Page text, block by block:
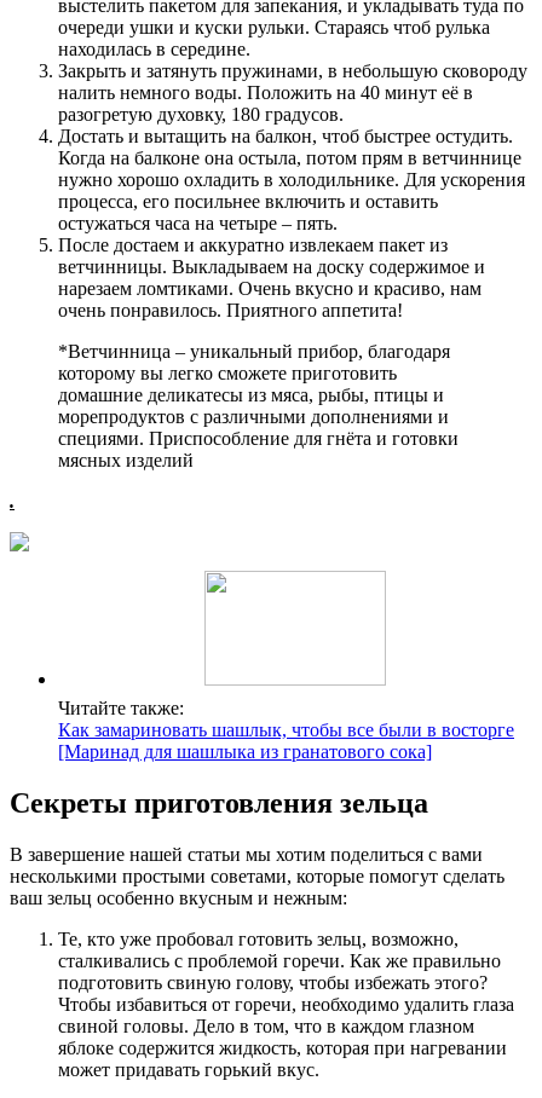
выстелить пакетом для запекания, и укладывать туда по
очереди ушки и куски рульки. Стараясь чтоб рулька
находилась в середине.
Закрыть и затянуть пружинами, в небольшую сковороду
налить немного воды. Положить на 40 минут её в
разогретую духовку, 180 градусов.
Достать и вытащить на балкон, чтоб быстрее остудить.
Когда на балконе она остыла, потом прям в ветчиннице
нужно хорошо охладить в холодильнике. Для ускорения
процесса, его посильнее включить и оставить
остужаться часа на четыре – пять.
После достаем и аккуратно извлекаем пакет из
ветчинницы. Выкладываем на доску содержимое и
нарезаем ломтиками. Очень вкусно и красиво, нам
очень понравилось. Приятного аппетита!
*Ветчинница – уникальный прибор, благодаря
которому вы легко сможете приготовить
домашние деликатесы из мяса, рыбы, птицы и
морепродуктов с различными дополнениями и
специями. Приспособление для гнёта и готовки
мясных изделий
.
Читайте также:
Как замариновать шашлык, чтобы все были в восторге
[Маринад для шашлыка из гранатового сока]
Секреты приготовления зельца
В завершение нашей статьи мы хотим поделиться с вами
несколькими простыми советами, которые помогут сделать
ваш зельц особенно вкусным и нежным:
Те, кто уже пробовал готовить зельц, возможно,
сталкивались с проблемой горечи. Как же правильно
подготовить свиную голову, чтобы избежать этого?
Чтобы избавиться от горечи, необходимо удалить глаза
свиной головы. Дело в том, что в каждом глазном
яблоке содержится жидкость, которая при нагревании
может придавать горький вкус.